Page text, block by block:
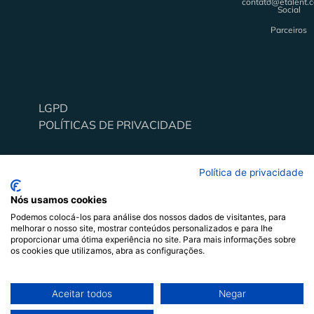
Social
Parceiros
LGPD
POLÍTICAS DE PRIVACIDADE
Alavancar pessoas e organizações através do
comportamento
Política de privacidade
Nós usamos cookies
Podemos colocá-los para análise dos nossos dados de visitantes, para
melhorar o nosso site, mostrar conteúdos personalizados e para lhe
proporcionar uma ótima experiência no site. Para mais informações sobre
os cookies que utilizamos, abra as configurações.
Aceitar todos Negar